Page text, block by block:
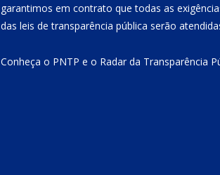
garantimos em contrato que todas as
das leis de transparência pública serão
Conheça o PNTP e o Radar da Transparência